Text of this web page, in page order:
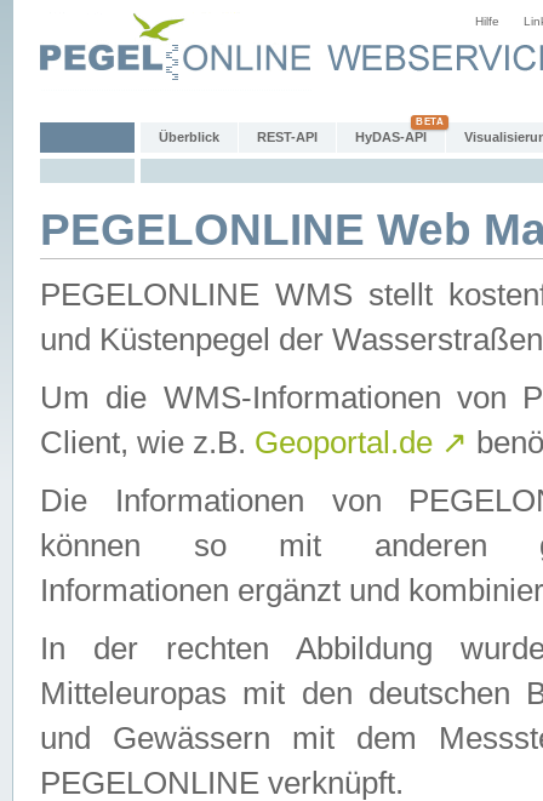
Hilfe
Überblick REST-API HyDAS-API
PEGELONLINE Web
PEGELONLINE WMS stellt
und Küstenpegel der
Um die WMS-Informationen von
Client, wie z.B. Geoportal.de ↗
Die Informationen von
können so mit anderen
Informationen ergänzt und
In der rechten Abbildung
Mitteleuropas mit den deutschen
und Gewässern mit dem
PEGELONLINE verknüpft.